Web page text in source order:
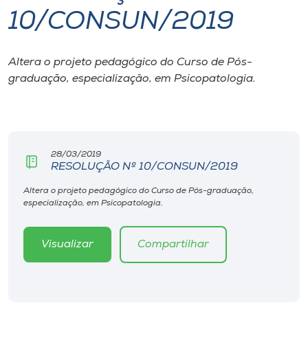
I.nova
Diplomados
CPA
Biblioteca
Editora
10/CONSUN/2019
Altera o projeto pedagógico do Curso de Pós-
graduação, especialização, em Psicopatologia.
28/03/2019
RESOLUÇÃO Nº 10/CONSUN/2019
Altera o projeto pedagógico do Curso de Pós-graduação,
especialização, em Psicopatologia.
Visualizar Compartilhar